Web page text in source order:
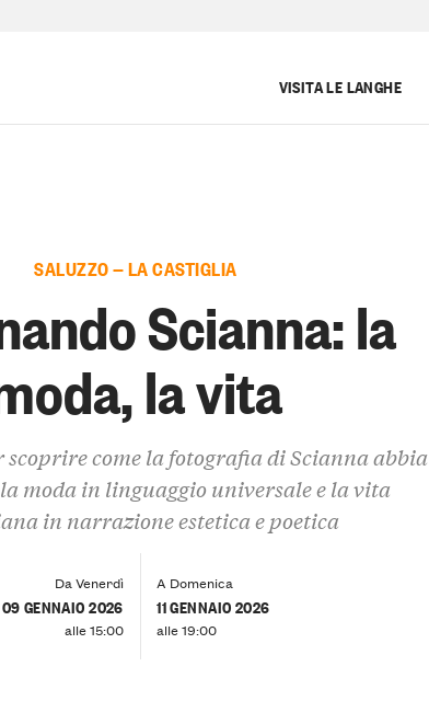
VISITA LE LANGHE
SALUZZO — LA CASTIGLIA
Scianna: la
la vita
scoprire come la fotografia di Scianna abbia
moda in linguaggio universale e la vita
in narrazione estetica e poetica
Da Venerdì
09 GENNAIO 2026
alle 15:00
A Domenica
11 GENNAIO 2026
alle 19:00